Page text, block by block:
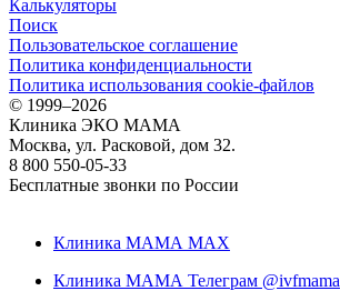
Калькуляторы
Поиск
Пользовательское соглашение
Политика конфиденциальности
Политика использования cookie-файлов
© 1999–2026
Клиника ЭКО МАМА
Москва, ул. Расковой, дом 32.
8 800 550-05-33
Бесплатные звонки по России
Клиника МАМА MAX
Клиника МАМА Телеграм @ivfmama